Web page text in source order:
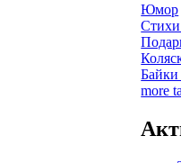
Юмор
Стихи
Байки
more